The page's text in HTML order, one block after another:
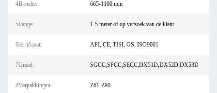
4Breedte: 665-1100 mm
5Lange: 1-5 meter of op verzoek van de klant
6certificaat: API, CE, TISI, GS, ISO9001
7Graad: SGCC,SPCC,SECC,DX51D,DX52D,DX53D
8Verpakkingen: Z61-Z90